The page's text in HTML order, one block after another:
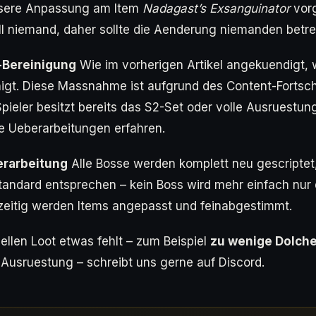
Anpassung am Item Nadagast’s Exsanguinator
niemand, daher sollte die Aenderung niemanden
Wie im vorherigen Artikel angekuendigt,
Diese Massnahme ist aufgrund des Content-
besitzt bereits das S2-Set oder volle
Ueberarbeitungen erfahren.
Alle Bosse werden komplett neu
entsprechen – kein Boss wird mehr einfach nur
werden Items angepasst und feinabgestimmt.
Loot etwas fehlt – zum Beispiel zu wenige
– schreibt uns gerne auf Discord.